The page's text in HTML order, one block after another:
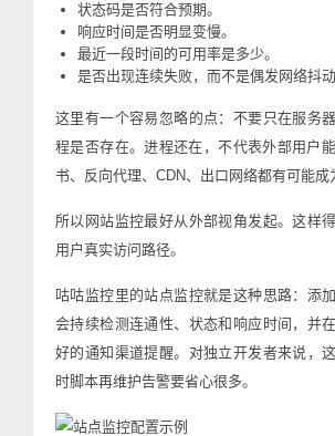
状态码是否符合预期。
响应时间是否明显变慢。
最近一段时间的可用率是多少。
是否出现连续失败，而不是偶发网络抖动
这里有一个容易忽略的点：不要只在服务
程是否存在。进程还在，不代表外部用户
书、反向代理、CDN、出口网络都有可能成
所以网站监控最好从外部视角发起。这样
用户真实访问路径。
咕咕监控里的站点监控就是这种思路：添
会持续检测连通性、状态和响应时间，并
好的通知渠道提醒。对独立开发者来说，
时脚本再维护告警要省心很多。